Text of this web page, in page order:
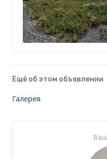
Ещё об этом объявлении
Галерея
Ваш